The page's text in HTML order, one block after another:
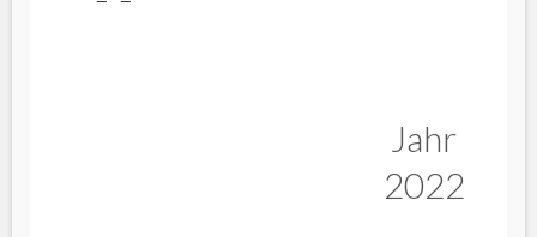
Jahr
2022